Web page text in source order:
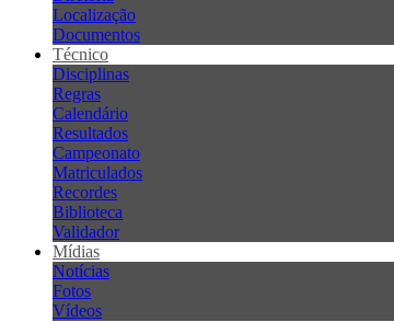
Localização
Documentos
Técnico
Disciplinas
Regras
Calendário
Resultados
Campeonato
Matriculados
Recordes
Biblioteca
Validador
Mídias
Notícias
Fotos
Vídeos